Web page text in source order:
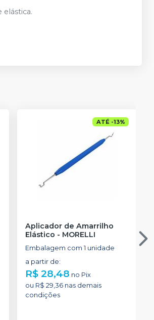
ATÉ -13%
Aplicador de Amarrilho
Elástico - MORELLI
Embalagem com 1 unidade
a partir de:
R$ 28,48 no Pix
ou R$ 29,36nas demais
condições